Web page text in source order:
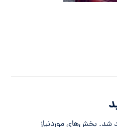
شد. بخش‌های موردنیاز